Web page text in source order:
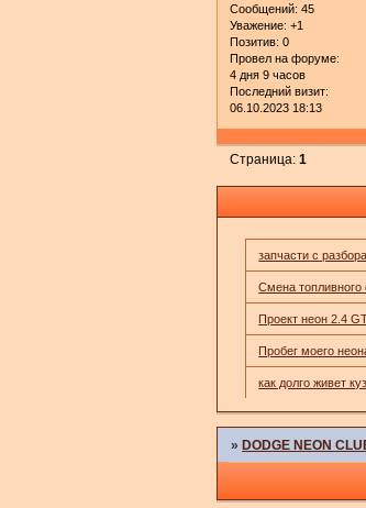
Сообщений: 45
Уважение: +1
Позитив: 0
Провел на форуме:
4 дня 9 часов
Последний визит:
06.10.2023 18:13
Страница:1
запчасти с
Смена топливного
Проект неон 2.4
Пробег моего
как долго живет
» DODGE NEON